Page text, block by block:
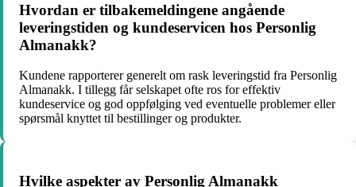
Hvordan er tilbakemeldingene angående
leveringstiden og kundeservicen hos Personlig
Almanakk?
Kundene rapporterer generelt om rask leveringstid fra Personlig
Almanakk. I tillegg får selskapet ofte ros for effektiv
kundeservice og god oppfølging ved eventuelle problemer eller
spørsmål knyttet til bestillinger og produkter.
Hvilke aspekter av Personlig Almanakk